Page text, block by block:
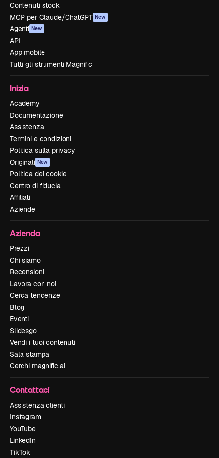
Contenuti stock
MCP per Claude/ChatGPT New
Agenti New
API
App mobile
Tutti gli strumenti Magnific
Inizia
Academy
Documentazione
Assistenza
Termini e condizioni
Politica sulla privacy
Originali New
Politica dei cookie
Centro di fiducia
Affiliati
Aziende
Azienda
Prezzi
Chi siamo
Recensioni
Lavora con noi
Cerca tendenze
Blog
Eventi
Slidesgo
Vendi i tuoi contenuti
Sala stampa
Cerchi magnific.ai
Contattaci
Assistenza clienti
Instagram
YouTube
LinkedIn
TikTok